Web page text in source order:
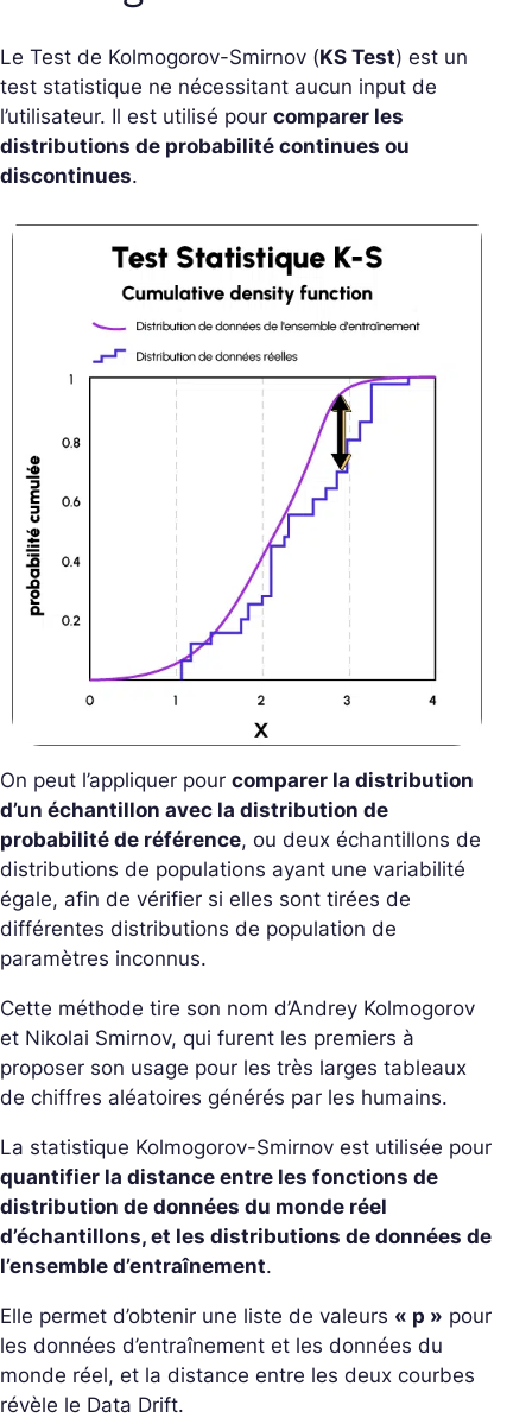
Le Test de Kolmogorov-Smirnov (KS Test) est un
test statistique ne nécessitant aucun input de
l’utilisateur. Il est utilisé pour comparer les
distributions de probabilité continues ou
discontinues.
On peut l’appliquer pour comparer la distribution
d’un échantillon avec la distribution de
probabilité de référence, ou deux échantillons de
distributions de populations ayant une variabilité
égale, afin de vérifier si elles sont tirées de
différentes distributions de population de
paramètres inconnus.
Cette méthode tire son nom d’Andrey Kolmogorov
et Nikolai Smirnov, qui furent les premiers à
proposer son usage pour les très larges tableaux
de chiffres aléatoires générés par les humains.
La statistique Kolmogorov-Smirnov est utilisée pour
quantifier la distance entre les fonctions de
distribution de données du monde réel
d’échantillons, et les distributions de données de
l’ensemble d’entraînement.
Elle permet d’obtenir une liste de valeurs « p » pour
les données d’entraînement et les données du
monde réel, et la distance entre les deux courbes
révèle le Data Drift.